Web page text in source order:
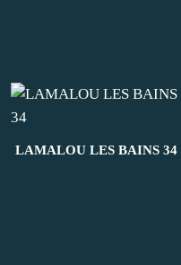
LAMALOU LES BAINS 34